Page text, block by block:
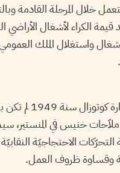
خلال المرحلة القادمة
الكراء لأشغال الأراضي
باتفاقية سنة 1949 للزمة اشغال
الاتفاقيّة
خنيس في
وقساوة ظروف العمل.